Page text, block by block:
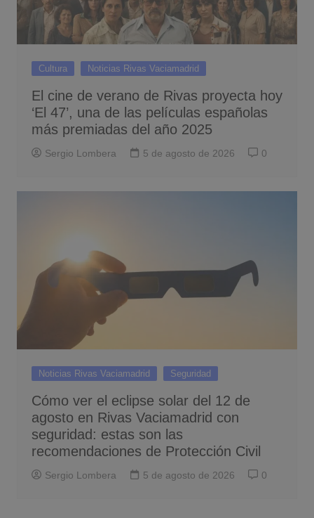
Cultura Noticias Rivas Vaciamadrid
El cine de verano de Rivas proyecta hoy
‘El 47’, una de las películas españolas
más premiadas del año 2025
Sergio Lombera 5 de agosto de 2026 0
Noticias Rivas Vaciamadrid Seguridad
Cómo ver el eclipse solar del 12 de
agosto en Rivas Vaciamadrid con
seguridad: estas son las
recomendaciones de Protección Civil
Sergio Lombera 5 de agosto de 2026 0